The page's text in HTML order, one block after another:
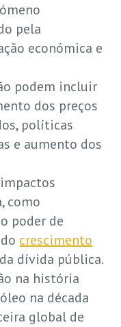
pela
económica e
podem incluir
dos preços
políticas
e aumento dos
como
poder de
crescimento
dívida pública.
na história
na década
global de